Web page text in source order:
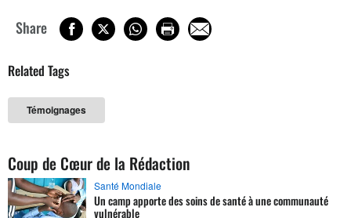
Share
Related Tags
Témoignages
Coup de Cœur de la Rédaction
Santé Mondiale
Un camp apporte des soins de santé à une communauté
vulnérable